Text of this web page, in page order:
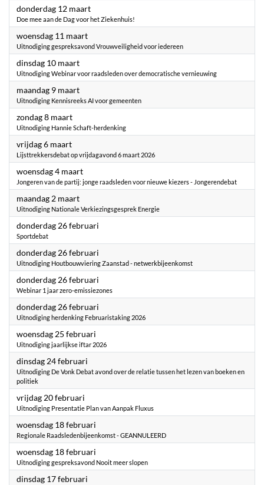
donderdag 12 maart2026
Doe mee aan de Dag voor het Ziekenhuis!
woensdag 11 maart2026
Uitnodiging gespreksavond Vrouwveiligheid voor iedereen
dinsdag 10 maart2026
Uitnodiging Webinar voor raadsleden over democratische vernieuwing
maandag 9 maart2026
Uitnodiging Kennisreeks AI voor gemeenten
zondag 8 maart2026
Uitnodiging Hannie Schaft-herdenking
vrijdag 6 maart2026
Lijsttrekkersdebat op vrijdagavond 6 maart 2026
woensdag 4 maart2026
Jongeren van de partij: jonge raadsleden voor nieuwe kiezers - Jongerendebat
maandag 2 maart2026
Uitnodiging Nationale Verkiezingsgesprek Energie
donderdag 26 februari
Sportdebat
donderdag 26 februari
Uitnodiging Houtbouwviering Zaanstad - netwerkbijeenkomst
donderdag 26 februari
Webinar 1 jaar zero-emissiezones
donderdag 26 februari
Uitnodiging herdenking Februaristaking 2026
woensdag 25 februari
Uitnodiging jaarlijkse iftar 2026
dinsdag 24 februari
Uitnodiging De Vonk Debat avond over de relatie tussen het lezen van boeken en
politiek
vrijdag 20 februari
Uitnodiging Presentatie Plan van Aanpak Fluxus
woensdag 18 februari
Regionale Raadsledenbijeenkomst - GEANNULEERD
woensdag 18 februari
Uitnodiging gespreksavond Nooit meer slopen
dinsdag 17 februari